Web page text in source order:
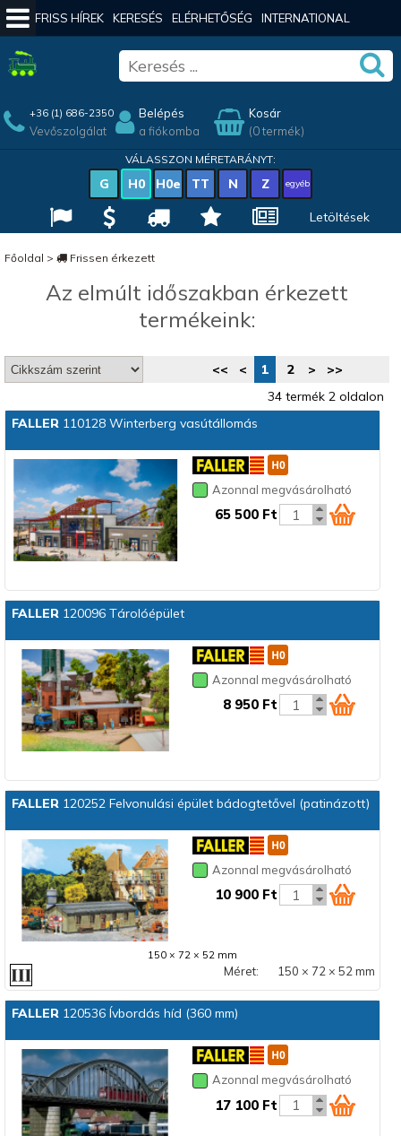
FRISS HÍREK KERESÉS ELÉRHETŐSÉG INTERNATIONAL
+36 (1) 686-2350
Vevőszolgálat
Belépés
a fiókomba
Kosár
(0 termék)
VÁLASSZON MÉRETARÁNYT:
G H0 H0e TT N Z egyéb
Letöltések
Főoldal > Frissen érkezett
Az elmúlt időszakban érkezett
termékeink:
<< < 1 2 >
>>
34 termék 2 oldalon
FALLER110128 Winterberg vasútállomás
Azonnal megvásárolható
65 500 Ft
FALLER120096 Tárolóépület
Azonnal megvásárolható
8 950 Ft
FALLER120252 Felvonulási épület bádogtetővel (patinázott)
Azonnal megvásárolható
10 900 Ft
150 × 72 × 52 mm
Méret: 150 × 72 × 52 mm
FALLER120536 Ívbordás híd (360 mm)
Azonnal megvásárolható
17 100 Ft